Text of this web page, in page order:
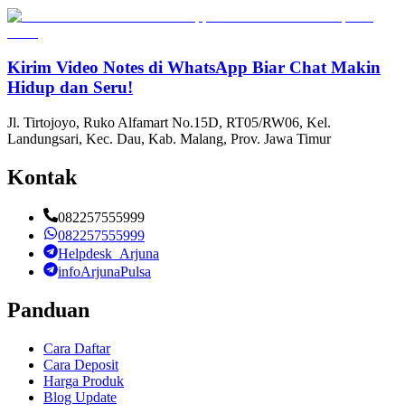
Kirim Video Notes di WhatsApp Biar Chat Makin
Hidup dan Seru!
Jl. Tirtojoyo, Ruko Alfamart No.15D, RT05/RW06, Kel.
Landungsari, Kec. Dau, Kab. Malang, Prov. Jawa Timur
Kontak
082257555999
082257555999
Helpdesk_Arjuna
infoArjunaPulsa
Panduan
Cara Daftar
Cara Deposit
Harga Produk
Blog Update